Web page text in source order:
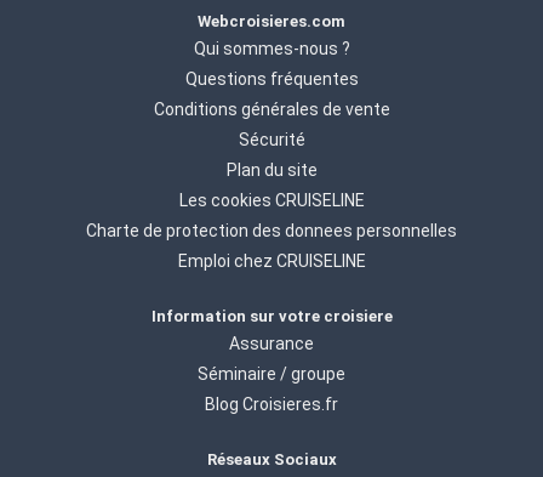
Webcroisieres.com
Qui sommes-nous ?
Questions fréquentes
Conditions générales de vente
Sécurité
Plan du site
Les cookies CRUISELINE
Charte de protection des donnees personnelles
Emploi chez CRUISELINE
Information sur votre croisiere
Assurance
Séminaire / groupe
Blog Croisieres.fr
Réseaux Sociaux